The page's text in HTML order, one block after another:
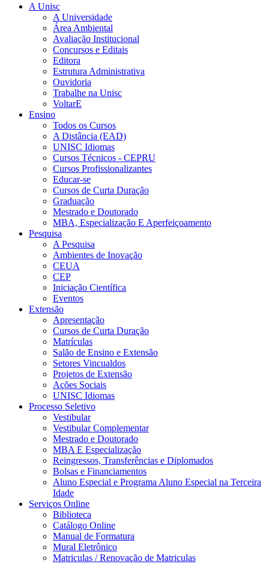
A Unisc
A Universidade
Área Ambiental
Avaliação Institucional
Concursos e Editais
Editora
Estrutura Administrativa
Ouvidoria
Trabalhe na Unisc
VoltarE
Ensino
Todos os Cursos
A Distância (EAD)
UNISC Idiomas
Cursos Técnicos - CEPRU
Cursos Profissionalizantes
Educar-se
Cursos de Curta Duração
Graduação
Mestrado e Doutorado
MBA, Especialização E Aperfeiçoamento
Pesquisa
A Pesquisa
Ambientes de Inovação
CEUA
CEP
Iniciação Científica
Eventos
Extensão
Apresentação
Cursos de Curta Duração
Matrículas
Salão de Ensino e Extensão
Setores Vincualdos
Projetos de Extensão
Ações Sociais
UNISC Idiomas
Processo Seletivo
Vestibular
Vestibular Complementar
Mestrado e Doutorado
MBA E Especialização
Reingressos, Transferências e Diplomados
Bolsas e Financiamentos
Aluno Especial e Programa Aluno Especial na Terceira
Idade
Serviços Online
Biblioteca
Catálogo Online
Manual de Formatura
Mural Eletrônico
Matriculas / Renovação de Matriculas